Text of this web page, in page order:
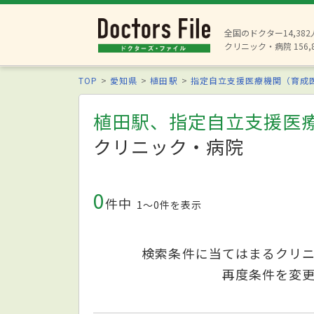
全国のドクター14,382
クリニック・病院
TOP 愛知県 植田駅 指定自立支援医療機関（育成
植田駅、指定自立支援医
クリニック・病院
0件中 1〜0件を表示
検索条件に当てはまるクリ
再度条件を変